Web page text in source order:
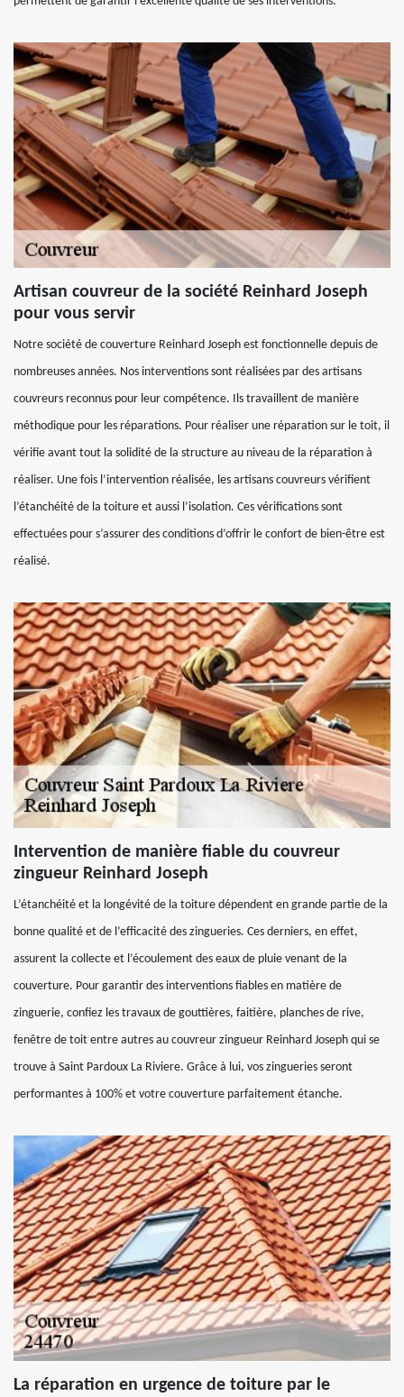
Artisan couvreur de la société Reinhard Joseph
pour vous servir
Notre société de couverture Reinhard Joseph est fonctionnelle depuis de
nombreuses années. Nos interventions sont réalisées par des artisans
couvreurs reconnus pour leur compétence. Ils travaillent de manière
méthodique pour les réparations. Pour réaliser une réparation sur le toit, il
vérifie avant tout la solidité de la structure au niveau de la réparation à
réaliser. Une fois l’intervention réalisée, les artisans couvreurs vérifient
l’étanchéité de la toiture et aussi l’isolation. Ces vérifications sont
effectuées pour s’assurer des conditions d’offrir le confort de bien-être est
réalisé.
Intervention de manière fiable du couvreur
zingueur Reinhard Joseph
L’étanchéité et la longévité de la toiture dépendent en grande partie de la
bonne qualité et de l’efficacité des zingueries. Ces derniers, en effet,
assurent la collecte et l’écoulement des eaux de pluie venant de la
couverture. Pour garantir des interventions fiables en matière de
zinguerie, confiez les travaux de gouttières, faitière, planches de rive,
fenêtre de toit entre autres au couvreur zingueur Reinhard Joseph qui se
trouve à Saint Pardoux La Riviere. Grâce à lui, vos zingueries seront
performantes à 100% et votre couverture parfaitement étanche.
La réparation en urgence de toiture par le